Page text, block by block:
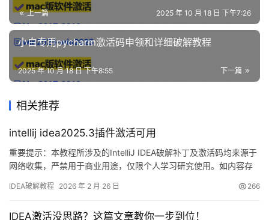
上一篇 2025 年 10 月 18 日 下午7:26
小白专用pycharm激活码申领和详细破解教程
下一篇
2025 年 10 月 18 日 下午8:55
相关推荐
intellij idea2025.3插件激活可用
重要提示：本教程所涉及的IntelliJ IDEA破解补丁及激活码均来源于
网络收集，严禁用于商业用途，仅限个人学习研究使用。如内容存
购买官方正版授权！ 话不多说，首先展示IDEA 2025.2.1版本破解成
IDEA破解教程 2026 年 2 月 26 日 266
IDEA激活没思路？这篇文章教你一步到位！